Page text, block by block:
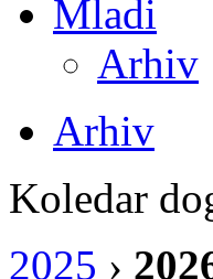
Mladi
Arhiv
Arhiv
Koledar
2025 ›